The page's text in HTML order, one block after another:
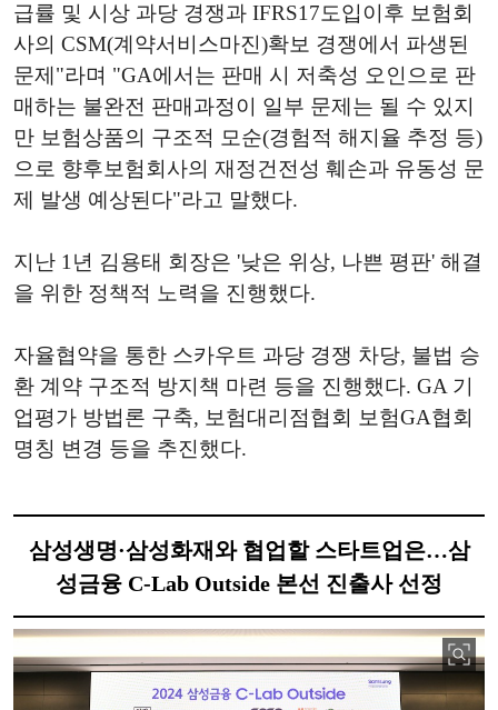
급률 및 시상 과당 경쟁과 IFRS17도입이후 보험회
사의 CSM(계약서비스마진)확보 경쟁에서 파생된
문제"라며 "GA에서는 판매 시 저축성 오인으로 판
매하는 불완전 판매과정이 일부 문제는 될 수 있지
만 보험상품의 구조적 모순(경험적 해지율 추정 등)
으로 향후보험회사의 재정건전성 훼손과 유동성 문
제 발생 예상된다"라고 말했다.
지난 1년 김용태 회장은 '낮은 위상, 나쁜 평판' 해결
을 위한 정책적 노력을 진행했다.
자율협약을 통한 스카우트 과당 경쟁 차당, 불법 승
환 계약 구조적 방지책 마련 등을 진행했다. GA 기
업평가 방법론 구축, 보험대리점협회 보험GA협회
명칭 변경 등을 추진했다.
삼성생명·삼성화재와 협업할 스타트업은…삼
성금융 C-Lab Outside 본선 진출사 선정